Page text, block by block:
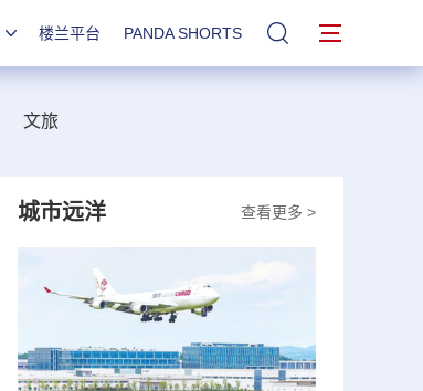
楼兰平台 PANDA SHORTS 站内搜索
文旅
查看更多 >
城市远洋